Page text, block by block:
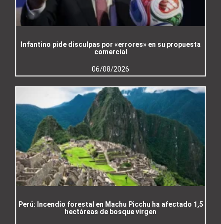
Infantino pide disculpas por «errores» en su propuesta
comercial
06/08/2026
Perú: Incendio forestal en Machu Picchu ha afectado 1,5
hectáreas de bosque virgen